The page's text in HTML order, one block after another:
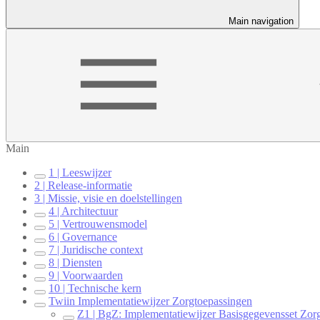
Main navigation
Main
1 | Leeswijzer
2 | Release-informatie
3 | Missie, visie en doelstellingen
4 | Architectuur
5 | Vertrouwensmodel
6 | Governance
7 | Juridische context
8 | Diensten
9 | Voorwaarden
10 | Technische kern
Twiin Implementatiewijzer Zorgtoepassingen
Z1 | BgZ: Implementatiewijzer Basisgegevensset